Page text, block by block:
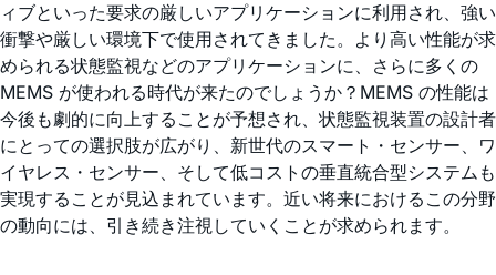
ィブといった要求の厳しいアプリケーションに利用され、強い
衝撃や厳しい環境下で使用されてきました。より高い性能が求
められる状態監視などのアプリケーションに、さらに多くの
MEMS が使われる時代が来たのでしょうか？MEMS の性能は
今後も劇的に向上することが予想され、状態監視装置の設計者
にとっての選択肢が広がり、新世代のスマート・センサー、ワ
イヤレス・センサー、そして低コストの垂直統合型システムも
実現することが見込まれています。近い将来におけるこの分野
の動向には、引き続き注視していくことが求められます。